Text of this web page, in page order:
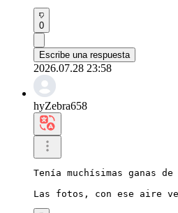
0
Escribe una respuesta
2026.07.28 23:58
hyZebra658
Tenía muchísimas ganas
Las fotos, con ese aire